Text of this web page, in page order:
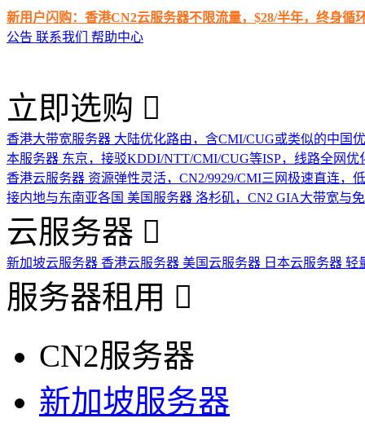
新用户闪购：香港CN2云服务器不限流量，$28/半年，终身循
公告 联系我们 帮助中心
立即选购
香港大带宽服务器 大陆优化路由，含CMI/CUG或类似的中国
本服务器 东京，接驳KDDI/NTT/CMI/CUG等ISP，线路全网优
香港云服务器 资源弹性灵活，CN2/9929/CMI三网极速直连，
接内地与东南亚各国 美国服务器 洛杉矶，CN2 GIA大带宽与
云服务器
新加坡云服务器 香港云服务器 美国云服务器 日本云服务器 轻
服务器租用
CN2服务器
新加坡服务器